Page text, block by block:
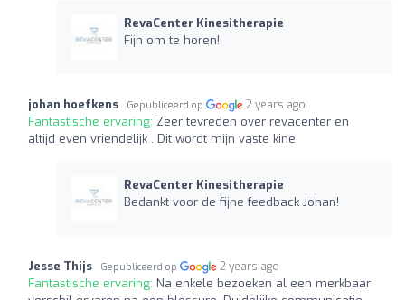
RevaCenter Kinesitherapie
Fijn om te horen!
johan hoefkens Gepubliceerd op 2 years ago
Fantastische ervaring: Zeer tevreden over revacenter en
altijd even vriendelijk . Dit wordt mijn vaste kine
RevaCenter Kinesitherapie
Bedankt voor de fijne feedback Johan!
Jesse Thijs Gepubliceerd op 2 years ago
Fantastische ervaring: Na enkele bezoeken al een merkbaar